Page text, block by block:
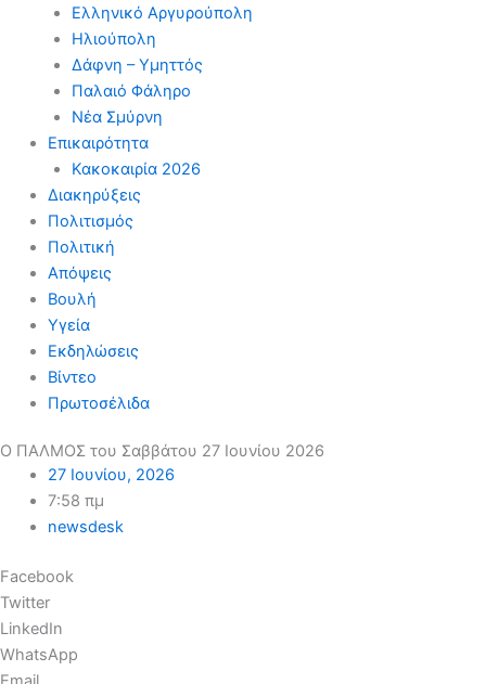
Ελληνικό Αργυρούπολη
Ηλιούπολη
Δάφνη – Υμηττός
Παλαιό Φάληρο
Νέα Σμύρνη
Επικαιρότητα
Κακοκαιρία 2026
Διακηρύξεις
Πολιτισμός
Πολιτική
Απόψεις
Βουλή
Υγεία
Εκδηλώσεις
Βίντεο
Πρωτοσέλιδα
Ο ΠΑΛΜΟΣ του Σαββάτου 27 Ιουνίου 2026
27 Ιουνίου, 2026
7:58 πμ
newsdesk
Facebook
Twitter
LinkedIn
WhatsApp